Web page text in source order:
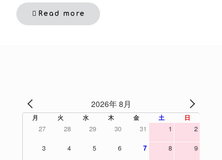
Read more
2026年 8月 NEXT
月 火 水 木 金 土 日
27 28 29 30 31 1 2
3 4 5 6 7 8 9